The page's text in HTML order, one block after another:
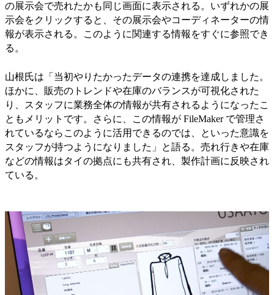
の展示会で売れたかも同じ画面に表示される。いずれかの展
示会をクリックすると、その展示会やコーディネーターの情
報が表示される。このように関連する情報をすぐに参照でき
る。
山根氏は「当初やりたかったデータの連携を達成しました。
ほかに、販売のトレンドや在庫のバランスが可視化された
り、スタッフに業務全体の情報が共有されるようになったこ
ともメリットです。さらに、この情報が FileMaker で管理さ
れているならこのように活用できるのでは、といった意識を
スタッフが持つようになりました」と語る。売れ行きや在庫
などの情報はタイの拠点にも共有され、製作計画に反映され
ている。